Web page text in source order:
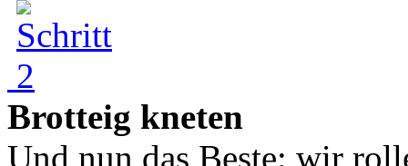
Brotteig kneten
Und nun das Beste: wir